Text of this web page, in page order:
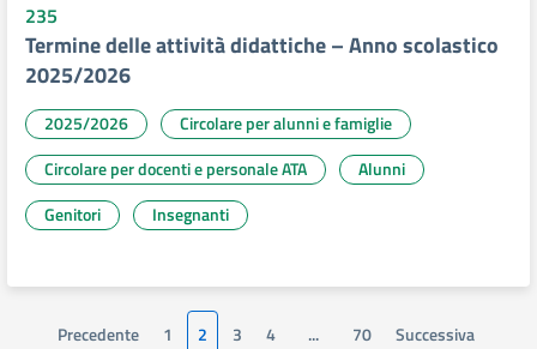
235
Termine delle attività didattiche – Anno scolastico
2025/2026
2025/2026
Circolare per alunni e famiglie
Circolare per docenti e personale ATA
Alunni
Genitori
Insegnanti
Precedente 1 2 3 4 ... 70 Successiva